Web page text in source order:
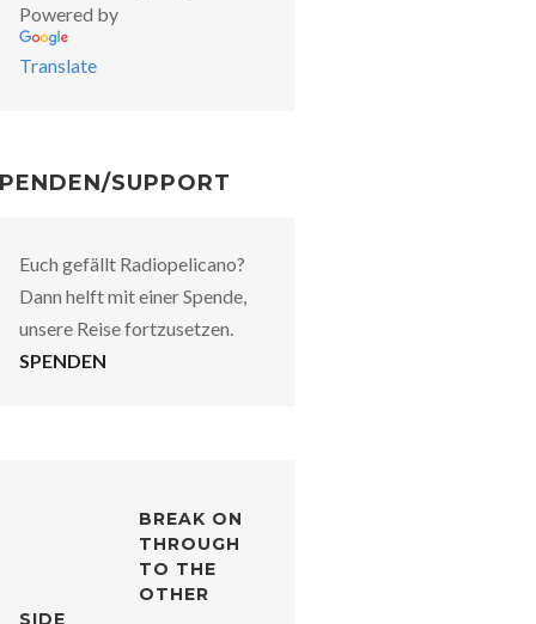
Powered by
Translate
SUPPORT
Euch gefällt Radiopelicano?
Dann helft mit einer Spende,
unsere Reise fortzusetzen.
SPENDEN
BREAK ON
THROUGH
TO THE
OTHER
SIDE